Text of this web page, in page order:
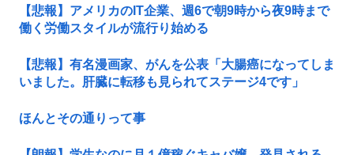
【悲報】アメリカのIT企業、週6で朝9時から夜9時まで
働く労働スタイルが流行り始める
【悲報】有名漫画家、がんを公表「大腸癌になってしま
いました。肝臓に転移も見られてステージ4です」
ほんとその通りって事